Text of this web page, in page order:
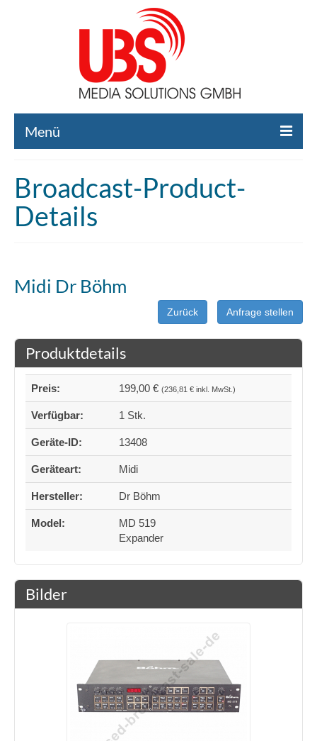
Menü
Liste gebrauchte Broadcast-Technik
Leistungen
Broadcast-Technik Verleih
Broadcast-Product-
Details
Midi Dr Böhm
Zurück Anfrage stellen
Produktdetails
Preis: 199,00 € (236,81 € inkl. MwSt.)
Verfügbar: 1 Stk.
Geräte-ID: 13408
Geräteart: Midi
Hersteller: Dr Böhm
Model:
MD 519
Expander
Bilder